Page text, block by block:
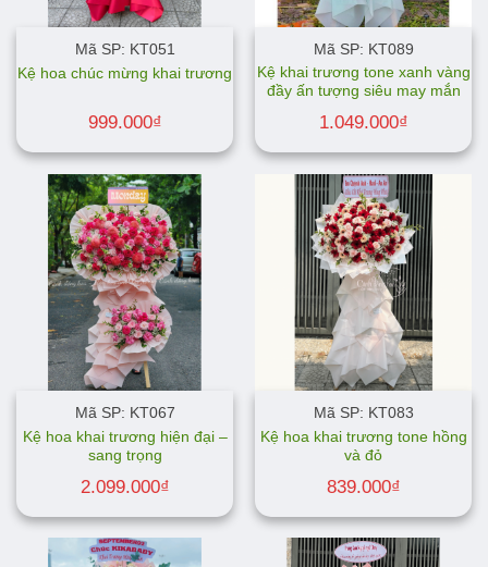
Mã SP: KT051
Kệ hoa chúc mừng khai trương
999.000₫
Mã SP: KT089
Kệ khai trương tone xanh vàng
đầy ấn tượng siêu may mắn
1.049.000₫
Mã SP: KT067
Kệ hoa khai trương hiện đại –
sang trọng
2.099.000₫
Mã SP: KT083
Kệ hoa khai trương tone hồng
và đỏ
839.000₫